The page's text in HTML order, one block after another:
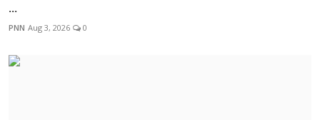
...
PNN Aug 3, 2026 0